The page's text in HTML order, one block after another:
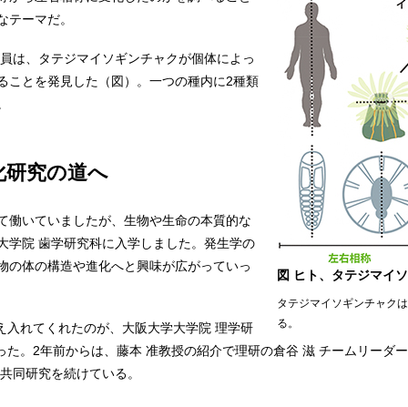
図 ヒト、タテジマイ
タテジマイソギンチャク
る。
ーマだ。
は、タテジマイソギンチャクが個体によっ
ことを発見した（図）。一つの種内に2種類
研究の道へ
働いていましたが、生物や生命の本質的な
学院 歯学研究科に入学しました。発生学の
の体の構造や進化へと興味が広がっていっ
れてくれたのが、大阪大学大学院 理学研
。2年前からは、藤本 准教授の紹介で理研の倉谷 滋 チームリーダ
同研究を続けている。